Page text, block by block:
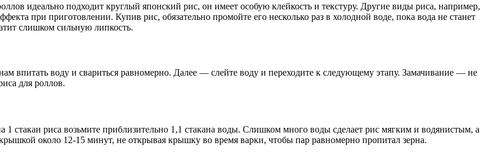
идеально подходит круглый японский рис, он имеет особую клейкость и текстуру. Другие виды риса, например,
при приготовлении. Купив рис, обязательно промойте его несколько раз в холодной воде, пока вода не станет
слишком сильную липкость.
впитать воду и свариться равномерно. Далее — слейте воду и переходите к следующему этапу. Замачивание — не
для роллов.
стакан риса возьмите приблизительно 1,1 стакана воды. Слишком много воды сделает рис мягким и водянистым, а
около 12-15 минут, не открывая крышку во время варки, чтобы пар равномерно пропитал зерна.